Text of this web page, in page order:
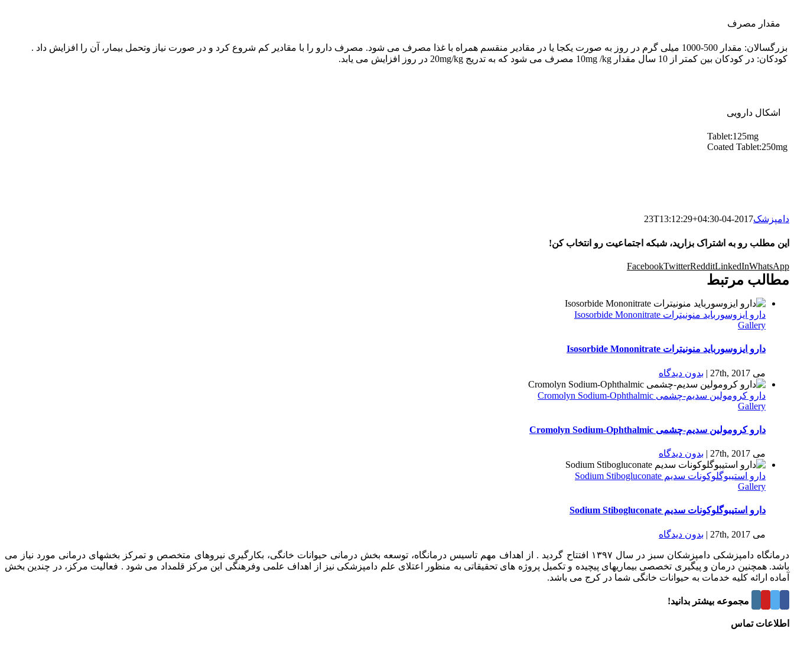
مقدار مصرف
بزرگسالان: مقدار 500-1000 میلی گرم در روز به صورت یکجا یا در مقادیر منقسم همراه با غذا مصرف می شود. مصرف دارو را با مقادیر کم شروع کرد و در صورت نیاز وتحمل بیمار، آن را افزایش داد .
کودکان: در کودکان بین کمتر از 10 سال مقدار 10mg /kg مصرف می شود که به تدریج 20mg/kg در روز افزایش می یابد.
اشکال دارویی
Tablet:125mg
Coated Tablet:250mg
دامپزشک2017-04-23T13:12:29+04:30
این مطلب رو به اشتراک بزارید، شبکه اجتماعیت رو انتخاب کن!
FacebookTwitterRedditLinkedInWhatsApp
مطالب مرتبط
دارو ایزوسورباید منونیترات Isosorbide Mononitrate
Gallery
دارو ایزوسورباید منونیترات Isosorbide Mononitrate
می 27th, 2017 | بدون ديدگاه
دارو كرومولين سدیم-چشمی Cromolyn Sodium-Ophthalmic
Gallery
دارو كرومولين سدیم-چشمی Cromolyn Sodium-Ophthalmic
می 27th, 2017 | بدون ديدگاه
دارو استیبوگلوکونات سدیم Sodium Stibogluconate
Gallery
دارو استیبوگلوکونات سدیم Sodium Stibogluconate
می 27th, 2017 | بدون ديدگاه
درمانگاه دامپزشکی دامپزشکان سبز در سال ۱۳۹۷ افتتاح گردید . از اهداف مهم تاسیس درمانگاه، توسعه بخش درمانی حیوانات خانگی، بکارگیری نیروهای متخصص و تمرکز بخشهای درمانی مورد نیاز می
باشد. همچنین درمان و پیگیری تخصصی بیماریهای پیچیده و تکمیل پروژه های تحقیقاتی به منظور اعتلای علم دامپزشکی نیز از اهداف علمی وفرهنگی این مرکز قلمداد می شود . فعالیت مرکز، در چندین بخش
آماده ارائه کلیه خدمات به حیوانات خانگی شما در کرج می باشد.
درباره این مجموعه بیشتر بدانید!
اطلاعات تماس